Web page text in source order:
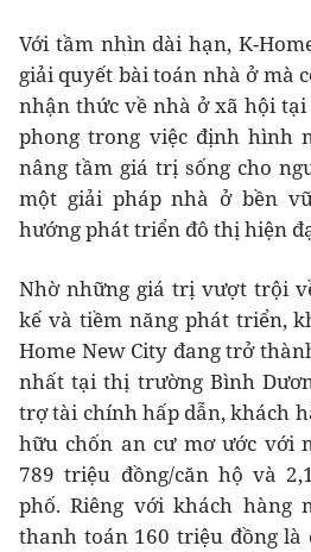
Với tầm nhìn dài hạn, K-
giải quyết bài toán nhà ở mà
nhận thức về nhà ở xã hội
phong trong việc định hình
nâng tầm giá trị sống cho
một giải pháp nhà ở bền
hướng phát triển đô thị hiện
Nhờ những giá trị vượt trội
kế và tiềm năng phát triển,
Home New City đang trở
nhất tại thị trường Bình
trợ tài chính hấp dẫn, khách
hữu chốn an cư mơ ước với
789 triệu đồng/căn hộ và
phố. Riêng với khách hàng
thanh toán 160 triệu đồng là